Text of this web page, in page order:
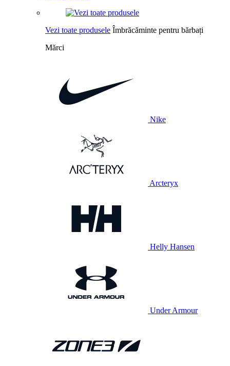
Vezi toate produsele Îmbrăcăminte pentru bărbați
Mărci
Nike
Arcteryx
Helly Hansen
Under Armour